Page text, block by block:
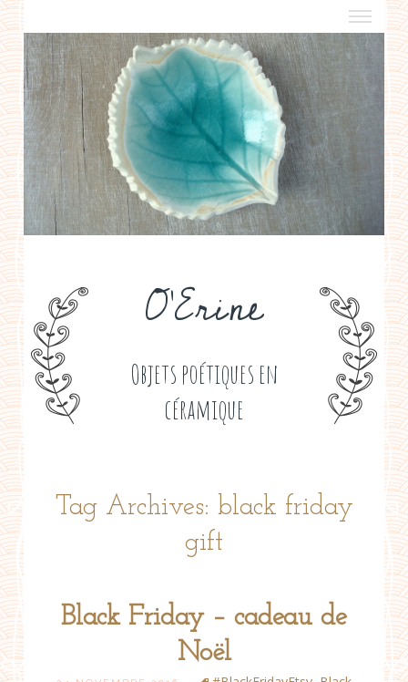
O'Erine
Objets poétiques en
céramique
a propos
boutiques de créateurs
contact
politique de confidentialité
Tag Archives: black friday
gift
Black Friday – cadeau de
Noël